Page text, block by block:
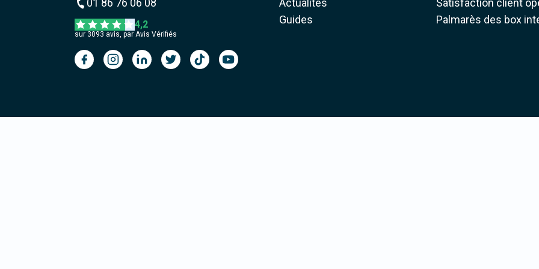
01 86 76 06 08
4,2
sur 3093 avis, par Avis Vérifiés
Actualités
Guides
Satisfaction client
Palmarès des box